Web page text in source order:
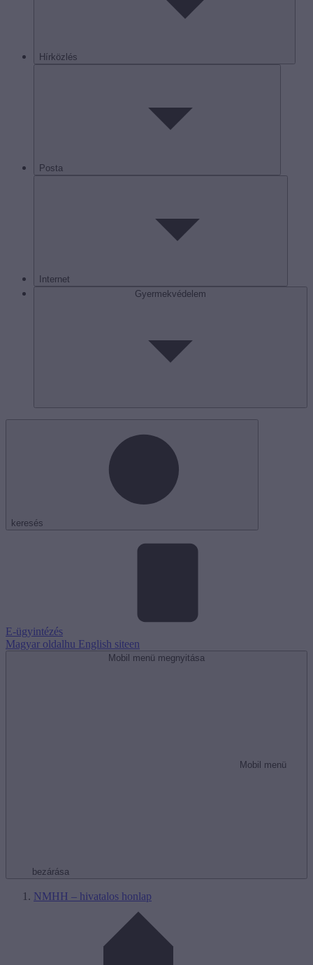
Hírközlés
Posta
Internet
keresés
E-ügyintézés
Magyar oldalhu English siteen
Mobil menü megnyitása
Mobil menü
bezárása
NMHH – hivatalos honlap